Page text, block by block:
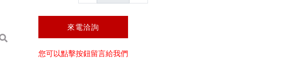
來電洽詢
您可以點擊按鈕留言給我們